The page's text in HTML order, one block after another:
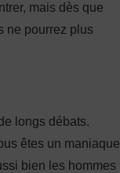
mais dès que
ne pourrez plus
longs débats.
êtes un maniaque
bien les hommes